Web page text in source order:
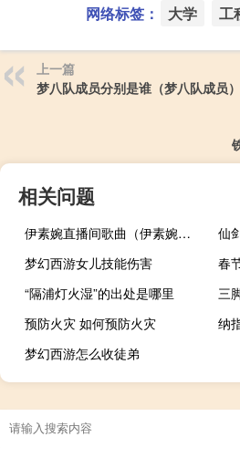
网络标签： 大学 工
上一篇
梦八队成员分别是谁（梦八队成员）
相关问题
伊素婉直播间歌曲（伊素婉直播间）
仙
梦幻西游女儿技能伤害
春
“隔浦灯火湿”的出处是哪里
预防火灾 如何预防火灾
纳
梦幻西游怎么收徒弟